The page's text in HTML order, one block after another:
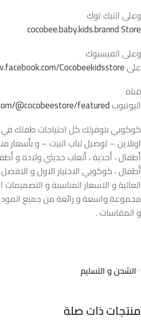
وعلى التيك توك
cocobee.baby.kids.brannd Store
وعلى الفيسبوك
علىCocobeekidsstore/
قناة
اليوتيوب@cocobeestore/featured
كوكوبي بتوفرلك كل احتياجات طفلك
اونلاين – توصيل لباب البيت – و بأسعار
أطفال ، أحذية ، ألعاب حديثي ولادة و
أطفال ، كوكوبي الاختيار الاول و
العالية و الاسعار المناسبة و التصميمات
مجموعة واسعة و رائعة من جميع
و المقاسات .
الشحن و التسليم
منتجات ذات صلة